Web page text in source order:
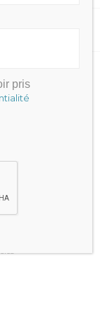
de votre
pris